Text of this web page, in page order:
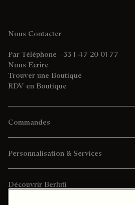
Nous Contacter
Par Téléphone +33 1 47 20 01 77
Nous Ecrire
Trouver une Boutique
RDV en Boutique
Commandes
Personnalisation & Services
Découvrir Berluti